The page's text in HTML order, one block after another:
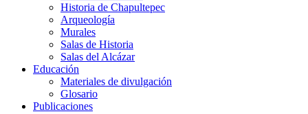
Historia de Chapultepec
Arqueología
Murales
Salas de Historia
Salas del Alcázar
Educación
Materiales de divulgación
Glosario
Publicaciones